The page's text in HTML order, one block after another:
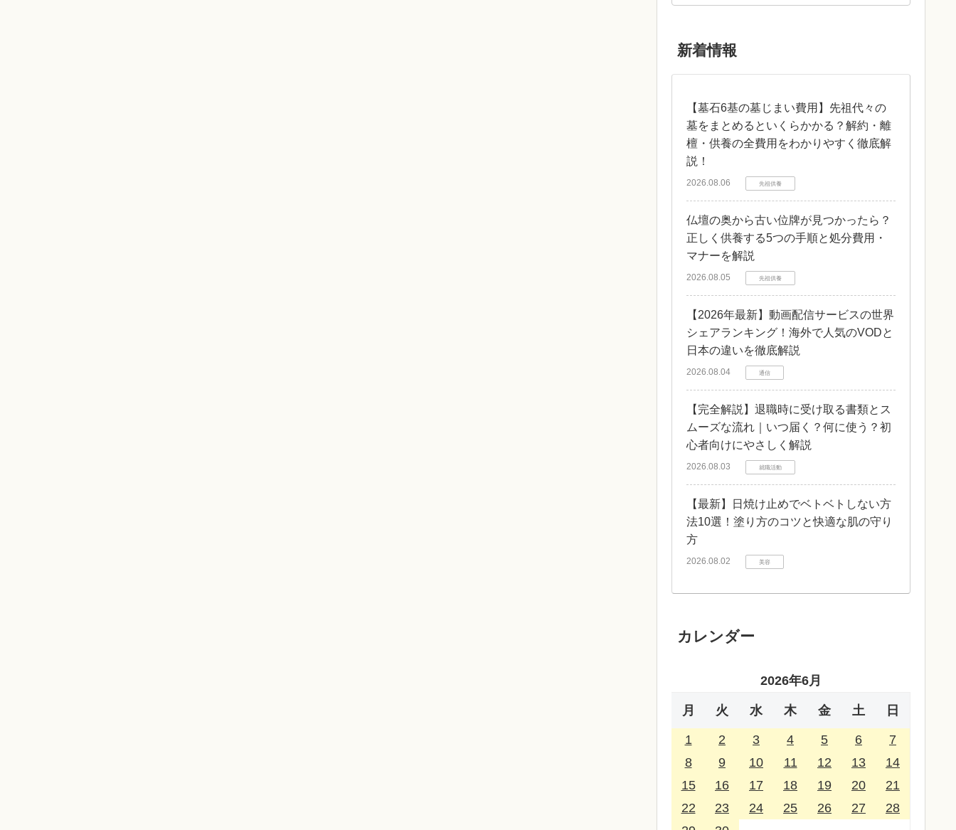
新着情報
【墓石6基の墓じまい費用】先祖代々の
墓をまとめるといくらかかる？解約・離
檀・供養の全費用をわかりやすく徹底解
説！
2026.08.06 先祖供養
仏壇の奥から古い位牌が見つかったら？
正しく供養する5つの手順と処分費用・
マナーを解説
2026.08.05 先祖供養
【2026年最新】動画配信サービスの世界
シェアランキング！海外で人気のVODと
日本の違いを徹底解説
2026.08.04 通信
【完全解説】退職時に受け取る書類とス
ムーズな流れ｜いつ届く？何に使う？初
心者向けにやさしく解説
2026.08.03 就職活動
【最新】日焼け止めでベトベトしない方
法10選！塗り方のコツと快適な肌の守り
方
2026.08.02 美容
カレンダー
2026年6月
月 火 水 木 金 土 日
1 2 3 4 5 6
7
8
9 10 11 12 13
14
15
16 17 18 19 20
21
22
23 24 25 26 27
28